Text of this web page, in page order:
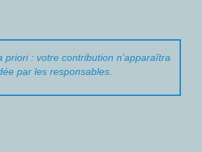
priori : votre contribution n’apparaîtra
par les responsables.